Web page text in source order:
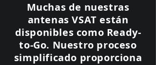
Muchas de nuestras
antenas VSAT están
disponibles como Ready-
to-Go. Nuestro proceso
simplificado proporciona